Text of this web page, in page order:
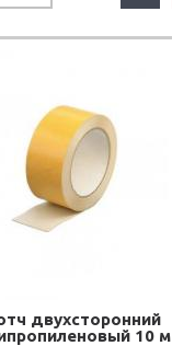
двухсторонний
10 м